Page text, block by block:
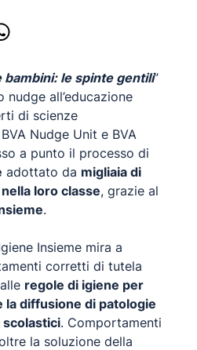
bambini: le spinte gentili”
all’educazione
di scienze
Nudge Unit e BVA
a punto il processo di
adottato da migliaia di
nella loro classe, grazie al
.
Insieme mira a
corretti di tutela
regole di igiene per
diffusione di patologie
. Comportamenti
la soluzione della